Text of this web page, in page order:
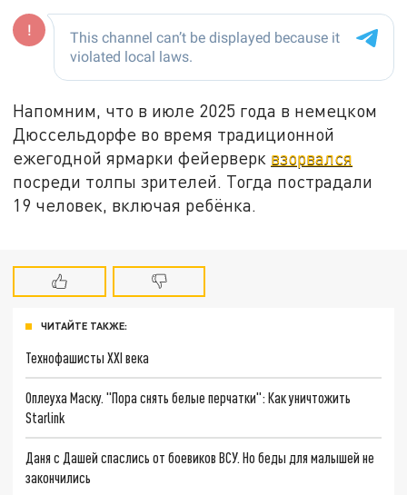
Напомним, что в июле 2025 года в немецком
Дюссельдорфе во время традиционной
ежегодной ярмарки фейерверк взорвался
посреди толпы зрителей. Тогда пострадали
19 человек, включая ребёнка.
ЧИТАЙТЕ ТАКЖЕ:
Технофашисты XXI века
Оплеуха Маску. "Пора снять белые перчатки": Как уничтожить
Starlink
Даня с Дашей спаслись от боевиков ВСУ. Но беды для малышей не
закончились